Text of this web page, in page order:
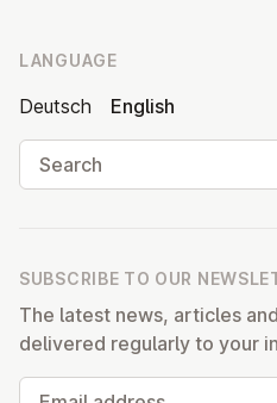
LANGUAGE
Deutsch
English
Search
SUBSCRIBE TO OUR
The latest news, articles
delivered regularly to your
Email address